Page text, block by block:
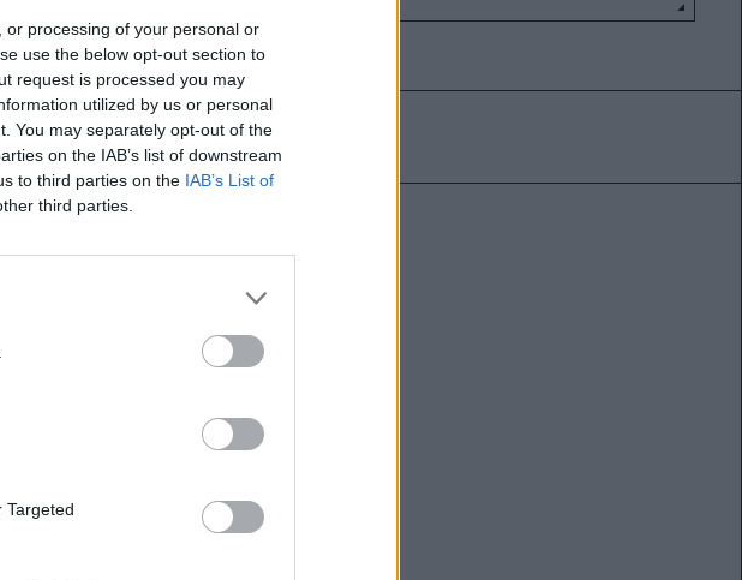
processing of your personal or
use the below opt-out section to
request is processed you may
utilized by us or personal
You may separately opt-out of the
on the IAB’s list of downstream
to third parties on the IAB’s List of
third parties.
Targeted